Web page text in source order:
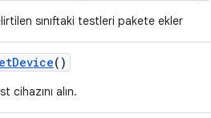
sınıftaki testleri pakete ekler
Device()
cihazını alın.